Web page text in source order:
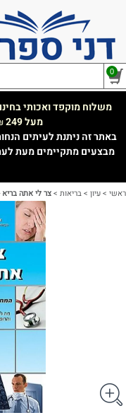
0
משלוח מוקפד ואכותי
מעל 249
באתר זה ניתנת לעיתים
מבצעים מתקיימים מעת
ראשי >עיון >בריאות >צר לי אתה בריא